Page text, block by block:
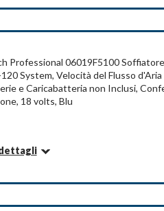
DEL SETTORE
Compralo su
Professional 06019F5100
System, Velocità del Flusso d'Aria
e Caricabatteria non Inclusi,
18 volts, Blu
confezione in cartone